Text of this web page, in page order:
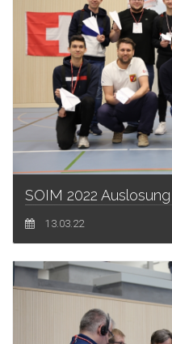
SOIM 2022
13.03.22